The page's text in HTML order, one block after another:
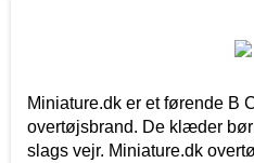
Miniature.dk er et førende B
overtøjsbrand. De klæder
slags vejr. Miniature.dk